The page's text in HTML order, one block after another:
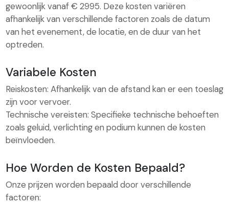
gewoonlijk vanaf € 2995. Deze kosten variëren
afhankelijk van verschillende factoren zoals de datum
van het evenement, de locatie, en de duur van het
optreden.
Variabele Kosten
Reiskosten: Afhankelijk van de afstand kan er een toeslag
zijn voor vervoer.
Technische vereisten: Specifieke technische behoeften
zoals geluid, verlichting en podium kunnen de kosten
beïnvloeden.
Hoe Worden de Kosten Bepaald?
Onze prijzen worden bepaald door verschillende
factoren: